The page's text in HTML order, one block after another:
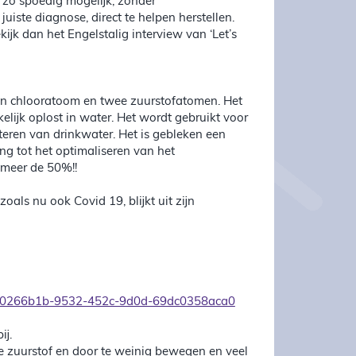
diagnose, direct te helpen herstellen.
dan het Engelstalig interview van ‘Let’s
chlooratoom en twee zuurstofatomen. Het
oplost in water. Het wordt gebruikt voor
van drinkwater. Het is gebleken een
tot het optimaliseren van het
de 50%!!
nu ook Covid 19, blijkt uit zijn
9532-452c-9d0d-69dc0358aca0
en door te weinig bewegen en veel